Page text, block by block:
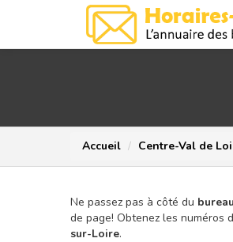
Accueil Centre-Val de
Ne passez pas à côté du
de page! Obtenez les numéros
sur-Loire.